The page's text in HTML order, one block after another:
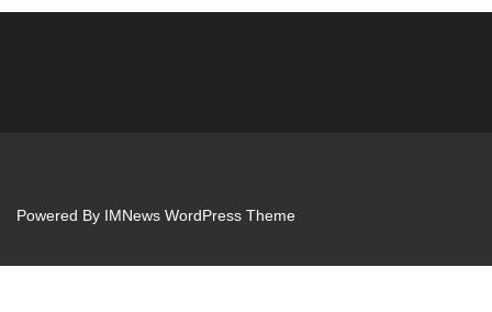
Powered By IMNews WordPress Theme